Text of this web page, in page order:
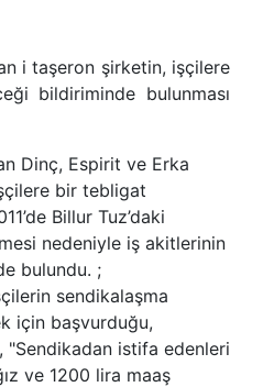
i taşeron şirketin, işçilere
bildiriminde bulunması
Dinç, Espirit ve Erka
bir tebligat
Billur Tuz’daki
nedeniyle iş akitlerinin
bulundu. ;
sendikalaşma
için başvurduğu,
"Sendikadan istifa edenleri
ve 1200 lira maaş